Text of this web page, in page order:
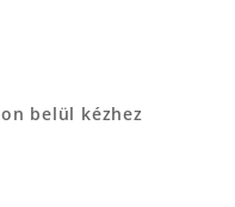
belül kézhez